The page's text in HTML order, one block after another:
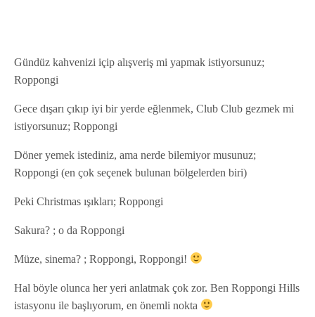
Gündüz kahvenizi içip alışveriş mi yapmak istiyorsunuz;
Roppongi
Gece dışarı çıkıp iyi bir yerde eğlenmek, Club Club gezmek mi
istiyorsunuz; Roppongi
Döner yemek istediniz, ama nerde bilemiyor musunuz;
Roppongi (en çok seçenek bulunan bölgelerden biri)
Peki Christmas ışıkları; Roppongi
Sakura? ; o da Roppongi
Müze, sinema? ; Roppongi, Roppongi!
Hal böyle olunca her yeri anlatmak çok zor. Ben Roppongi Hills
istasyonu ile başlıyorum, en önemli nokta